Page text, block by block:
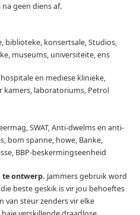
geen diens af.
biblioteke, konsertsale, Studios,
museums, universiteite, ens
en mediese klinieke,
kamers, laboratoriums, Petrol
SWAT, Anti-dwelms en anti-
bom spanne, howe, Banke,
BBP-beskermingseenheid
te ontwerp. Jammers gebruik word
beste geskik is vir jou behoeftes
van steur zenders vir elke